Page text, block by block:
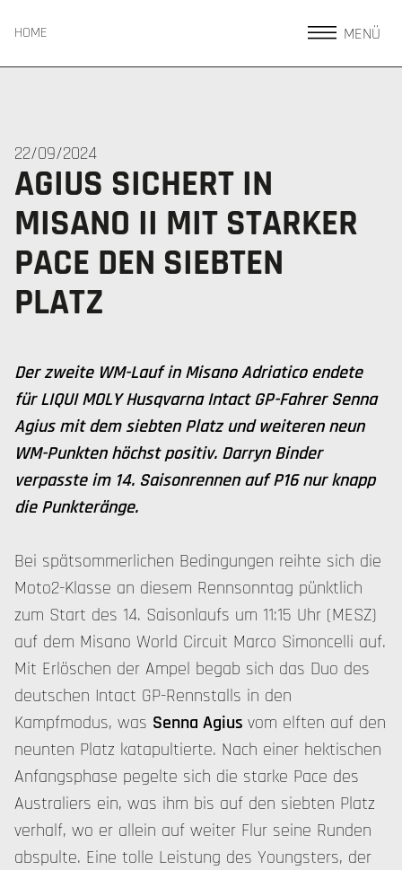
HOME MENÜ
22/09/2024
AGIUS SICHERT IN
MISANO II MIT STARKER
PACE DEN SIEBTEN
PLATZ
Der zweite WM-Lauf in Misano Adriatico endete
für LIQUI MOLY Husqvarna Intact GP-Fahrer Senna
Agius mit dem siebten Platz und weiteren neun
WM-Punkten höchst positiv. Darryn Binder
verpasste im 14. Saisonrennen auf P16 nur knapp
die Punkteränge.
Bei spätsommerlichen Bedingungen reihte sich die
Moto2-Klasse an diesem Rennsonntag pünktlich
zum Start des 14. Saisonlaufs um 11:15 Uhr (MESZ)
auf dem Misano World Circuit Marco Simoncelli auf.
Mit Erlöschen der Ampel begab sich das Duo des
deutschen Intact GP-Rennstalls in den
Kampfmodus, was Senna Agius vom elften auf den
neunten Platz katapultierte. Nach einer hektischen
Anfangsphase pegelte sich die starke Pace des
Australiers ein, was ihm bis auf den siebten Platz
verhalf, wo er allein auf weiter Flur seine Runden
abspulte. Eine tolle Leistung des Youngsters, der